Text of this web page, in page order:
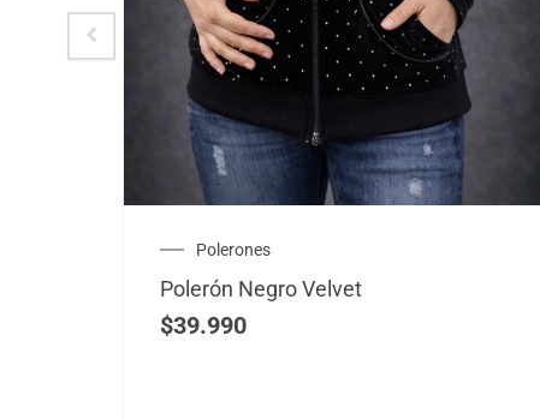
Polerones
Polerón Negro Velvet
$39.990